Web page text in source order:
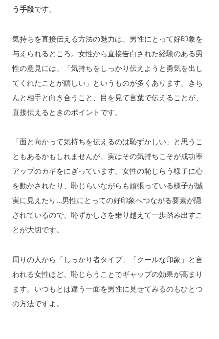
う手段です。
気持ちを直接伝える方法の魅力は、男性にとって好印象を
与えられるところ。女性から直接告白された経験のある男
性の意見には、「気持ちをしっかり伝えようと勇気を出し
てくれたことが嬉しい」というものが多くあります。きち
んと相手と向き合うこと、目を見て言葉で伝えることが、
直接伝えるときのポイントです。
「面と向かって気持ちを伝えるのは恥ずかしい」と思うこ
ともあるかもしれませんが、実はその気持ちこそが成功率
アップのカギをにぎっています。女性の恥じらう様子に心
を動かされたり、恥じらいながらも頑張っている様子が誠
実に見えたり…男性にとっての好印象へつながる要素が隠
されているので、恥ずかしさを乗り越えて一歩踏み出すこ
とが大切です。
周りの人から「しっかり者タイプ」「クールな印象」と言
われる女性ほど、恥じらうことでギャップの効果が高まり
ます。いつもとは違う一面を男性に見せてみるのもひとつ
の方法ですよ。